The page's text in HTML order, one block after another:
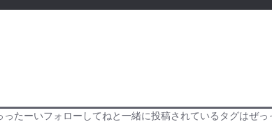
たーいフォローしてねと一緒に投稿されているタグはぜ